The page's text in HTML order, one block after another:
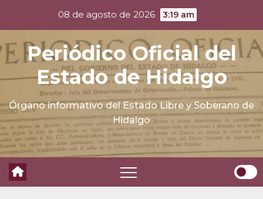
content
08 de agosto de 2026 3:19 am
Periódico Oficial del
Estado de Hidalgo
Órgano informativo del Estado Libre y Soberano de
Hidalgo